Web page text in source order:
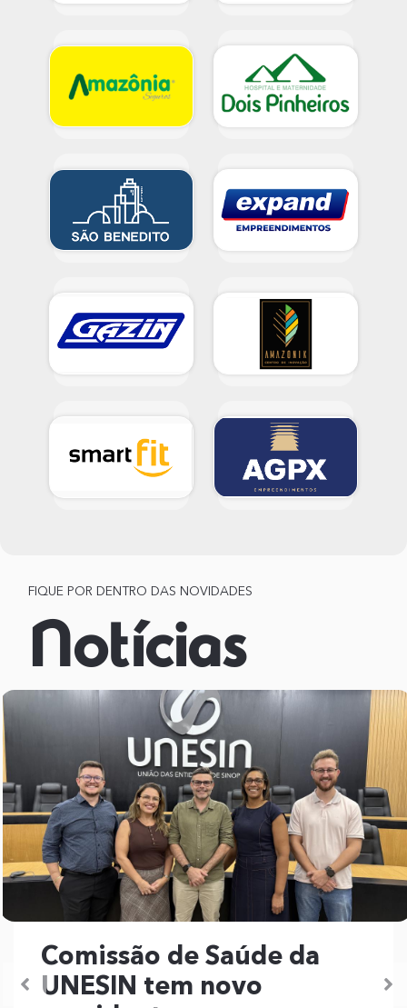
FIQUE POR DENTRO DAS NOVIDADES
Notícias
Comissão de Saúde da
UNESIN tem novo
Previous